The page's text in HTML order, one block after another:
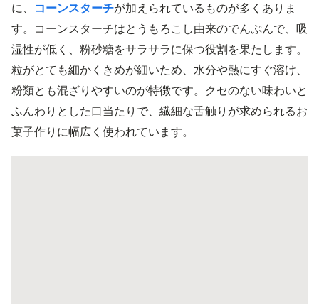
に、 コーンスターチが加えられているものが多くありま
す。コーンスターチはとうもろこし由来のでんぷんで、吸
湿性が低く、粉砂糖をサラサラに保つ役割を果たします。
粒がとても細かくきめが細いため、水分や熱にすぐ溶け、
粉類とも混ざりやすいのが特徴です。クセのない味わいと
ふんわりとした口当たりで、繊細な舌触りが求められるお
菓子作りに幅広く使われています。